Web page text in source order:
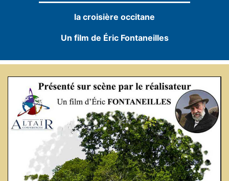
la croisière occitane
Un film de Éric Fontaneilles